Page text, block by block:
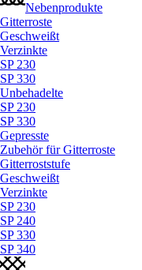
Nebenprodukte
Gitterroste
Geschweißt
Verzinkte
SP 230
SP 330
Unbehadelte
SP 230
SP 330
Gepresste
Zubehör für Gitterroste
Gitterroststufe
Geschweißt
Verzinkte
SP 230
SP 240
SP 330
SP 340